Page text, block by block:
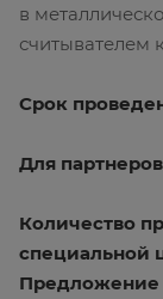
в
считывателем
Срок
Для
Количество
специальной
Предложение